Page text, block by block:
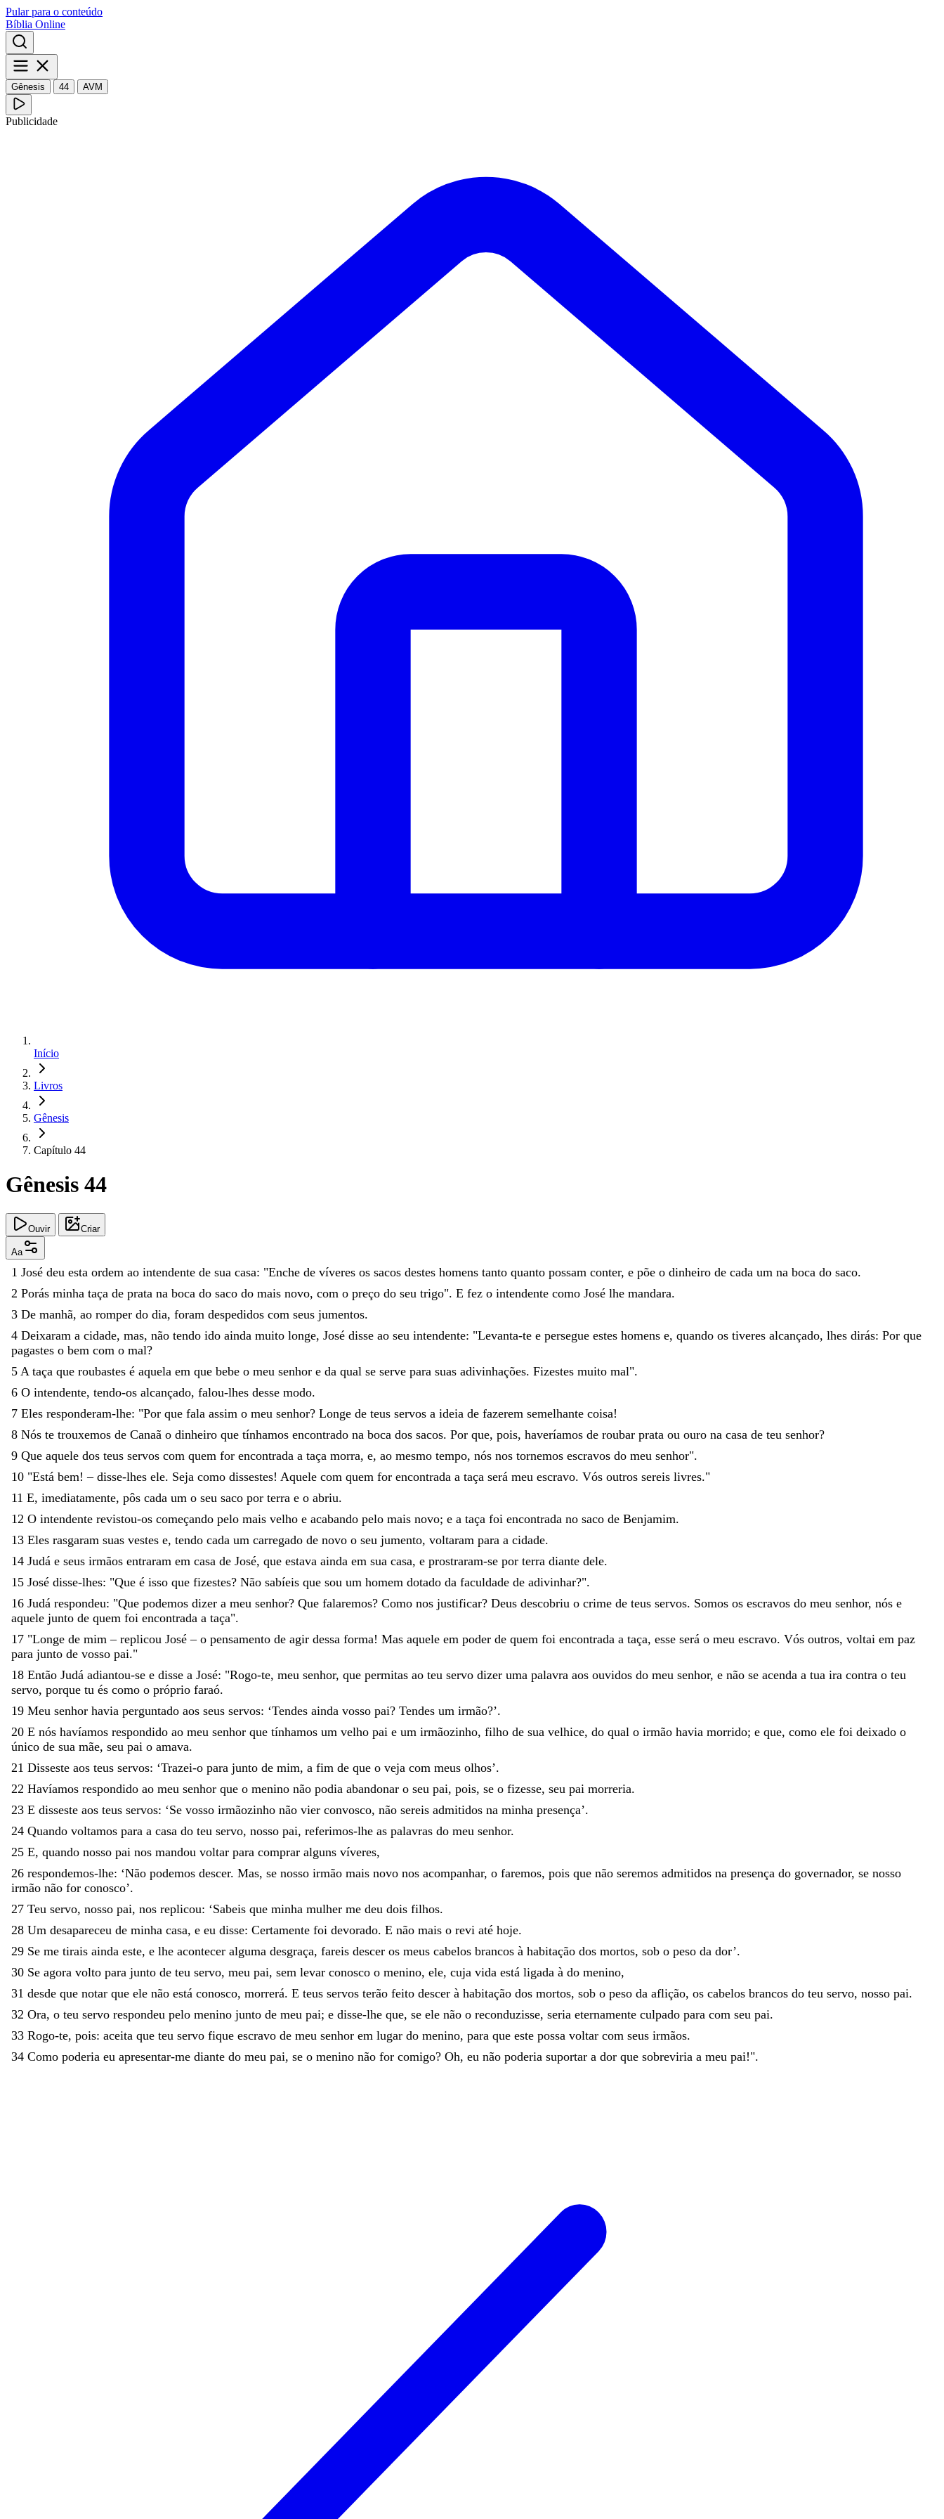
Pular para o conteúdo
Bíblia Online
Gênesis 44 AVM
Publicidade
Início
Livros
Gênesis
Capítulo 44
Gênesis 44
Ouvir Criar
Aa
1 José deu esta ordem ao intendente de sua casa: "Enche de víveres os sacos destes homens tanto quanto possam conter, e põe o dinheiro de cada um na boca do saco.
2 Porás minha taça de prata na boca do saco do mais novo, com o preço do seu trigo". E fez o intendente como José lhe mandara.
3 De manhã, ao romper do dia, foram despedidos com seus jumentos.
4 Deixaram a cidade, mas, não tendo ido ainda muito longe, José disse ao seu intendente: "Levanta-te e persegue estes homens e, quando os tiveres alcançado, lhes dirás: Por que
pagastes o bem com o mal?
5 A taça que roubastes é aquela em que bebe o meu senhor e da qual se serve para suas adivinhações. Fizestes muito mal".
6 O intendente, tendo-os alcançado, falou-lhes desse modo.
7 Eles responderam-lhe: "Por que fala assim o meu senhor? Longe de teus servos a ideia de fazerem semelhante coisa!
8 Nós te trouxemos de Canaã o dinheiro que tínhamos encontrado na boca dos sacos. Por que, pois, haveríamos de roubar prata ou ouro na casa de teu senhor?
9 Que aquele dos teus servos com quem for encontrada a taça morra, e, ao mesmo tempo, nós nos tornemos escravos do meu senhor".
10 "Está bem!– disse-lhes ele. Seja como dissestes! Aquele com quem for encontrada a taça será meu escravo. Vós outros sereis livres."
11 E, imediatamente, pôs cada um o seu saco por terra e o abriu.
12 O intendente revistou-os começando pelo mais velho e acabando pelo mais novo; e a taça foi encontrada no saco de Benjamim.
13 Eles rasgaram suas vestes e, tendo cada um carregado de novo o seu jumento, voltaram para a cidade.
14 Judá e seus irmãos entraram em casa de José, que estava ainda em sua casa, e prostraram-se por terra diante dele.
15 José disse-lhes: "Que é isso que fizestes? Não sabíeis que sou um homem dotado da faculdade de adivinhar?".
16 Judá respondeu: "Que podemos dizer a meu senhor? Que falaremos? Como nos justificar? Deus descobriu o crime de teus servos. Somos os escravos do meu senhor, nós e
aquele junto de quem foi encontrada a taça".
17 "Longe de mim– replicou José– o pensamento de agir dessa forma! Mas aquele em poder de quem foi encontrada a taça, esse será o meu escravo. Vós outros, voltai em paz
para junto de vosso pai."
18 Então Judá adiantou-se e disse a José: "Rogo-te, meu senhor, que permitas ao teu servo dizer uma palavra aos ouvidos do meu senhor, e não se acenda a tua ira contra o teu
servo, porque tu és como o próprio faraó.
19 Meu senhor havia perguntado aos seus servos: ‘Tendes ainda vosso pai? Tendes um irmão?’.
20 E nós havíamos respondido ao meu senhor que tínhamos um velho pai e um irmãozinho, filho de sua velhice, do qual o irmão havia morrido; e que, como ele foi deixado o
único de sua mãe, seu pai o amava.
21 Disseste aos teus servos: ‘Trazei-o para junto de mim, a fim de que o veja com meus olhos’.
22 Havíamos respondido ao meu senhor que o menino não podia abandonar o seu pai, pois, se o fizesse, seu pai morreria.
23 E disseste aos teus servos: ‘Se vosso irmãozinho não vier convosco, não sereis admitidos na minha presença’.
24 Quando voltamos para a casa do teu servo, nosso pai, referimos-lhe as palavras do meu senhor.
25 E, quando nosso pai nos mandou voltar para comprar alguns víveres,
26 respondemos-lhe: ‘Não podemos descer. Mas, se nosso irmão mais novo nos acompanhar, o faremos, pois que não seremos admitidos na presença do governador, se nosso
irmão não for conosco’.
27 Teu servo, nosso pai, nos replicou: ‘Sabeis que minha mulher me deu dois filhos.
28 Um desapareceu de minha casa, e eu disse: Certamente foi devorado. E não mais o revi até hoje.
29 Se me tirais ainda este, e lhe acontecer alguma desgraça, fareis descer os meus cabelos brancos à habitação dos mortos, sob o peso da dor’.
30 Se agora volto para junto de teu servo, meu pai, sem levar conosco o menino, ele, cuja vida está ligada à do menino,
31 desde que notar que ele não está conosco, morrerá. E teus servos terão feito descer à habitação dos mortos, sob o peso da aflição, os cabelos brancos do teu servo, nosso pai.
32 Ora, o teu servo respondeu pelo menino junto de meu pai; e disse-lhe que, se ele não o reconduzisse, seria eternamente culpado para com seu pai.
33 Rogo-te, pois: aceita que teu servo fique escravo de meu senhor em lugar do menino, para que este possa voltar com seus irmãos.
34 Como poderia eu apresentar-me diante do meu pai, se o menino não for comigo? Oh, eu não poderia suportar a dor que sobreviria a meu pai!".